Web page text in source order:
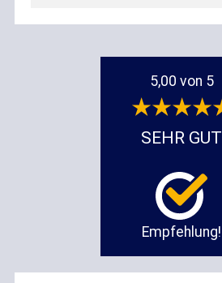
5,00 von 5
SEHR GUT
Empfehlung!